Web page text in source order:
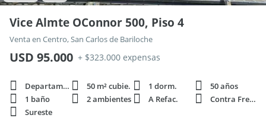
Vice Almte OConnor 500, Piso 4
Venta en Centro, San Carlos de Bariloche
USD 95.000 + $323.000 expensas
Departamento 50 m² cubie. 1 dorm.
50 años
1 baño
2 ambientes A Refac.
Contra Frente
Sureste